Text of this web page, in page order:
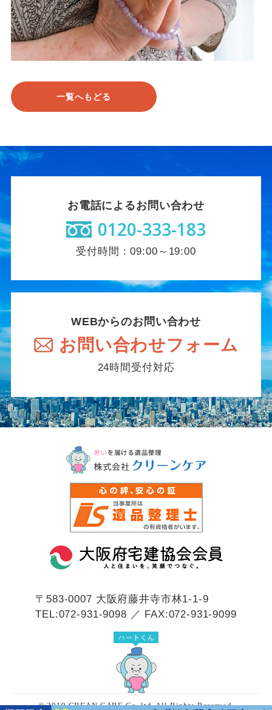
一覧へもどる
お電話によるお問い合わせ
0120-333-183
受付時間：09:00～19:00
WEBからのお問い合わせ
お問い合わせフォーム
24時間受付対応
〒583-0007 大阪府藤井寺市林1-1-9
TEL:072-931-9098 ／ FAX:072-931-9099
© 2019 CREAN CARE Co.,ltd. All Rights Reserved.